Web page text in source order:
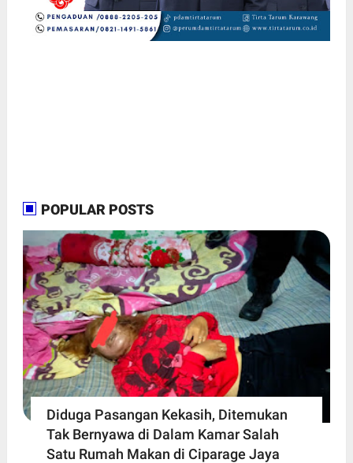
POPULAR POSTS
Diduga Pasangan Kekasih, Ditemukan
Tak Bernyawa di Dalam Kamar Salah
Satu Rumah Makan di Ciparage Jaya